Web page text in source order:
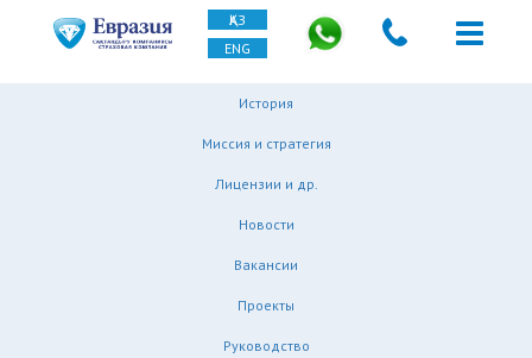
ҚАЗ
ENG
История
Миссия и стратегия
Лицензии и др.
Новости
Вакансии
Проекты
Руководство